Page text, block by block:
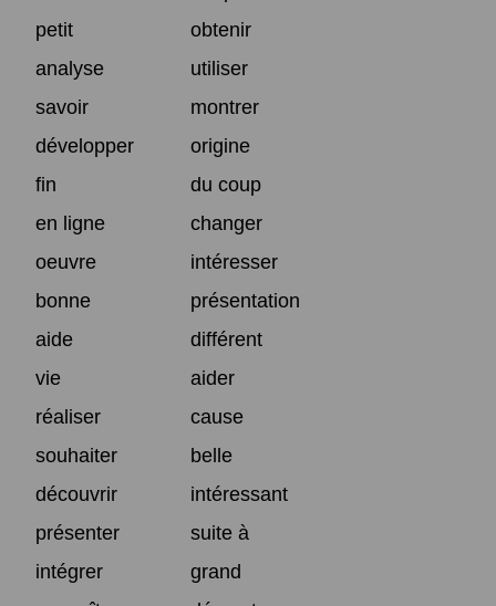
petit
obtenir
analyse
utiliser
savoir
montrer
développer
origine
fin
du coup
en ligne
changer
oeuvre
intéresser
bonne
présentation
aide
différent
vie
aider
réaliser
cause
souhaiter
belle
découvrir
intéressant
présenter
suite à
intégrer
grand